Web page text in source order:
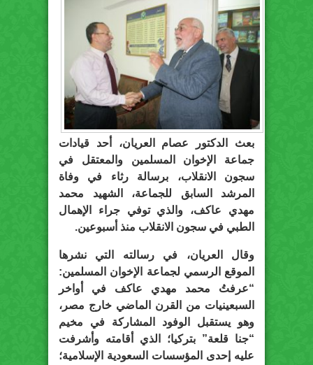
بعث الدكتور عصام العريان، أحد قيادات
جماعة الإخوان المسلمين والمعتقل في
سجون الانقلاب، برسالة رثاء في وفاة
المرشد السابق للجماعة، الشهيد محمد
مهدي عاكف، والذي توفي جراء الإهمال
الطبي في سجون الانقلاب منذ أسبوعين.
وقال العريان، في رسالته التي نشرها
الموقع الرسمي لجماعة الإخوان المسلمين:
“عرفتُ محمد مهدي عاكف في أواخر
السبعينيات من القرن الماضي خارج مصر،
وهو يستقبل الوفود المشاركة في مخيم
“جنا قلعة” بتركيا؛ الذي أقامته وأشرفت
عليه إحدى المؤسسات السعودية الإسلامية؛